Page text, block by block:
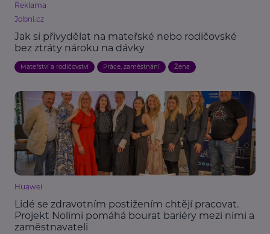
Reklama
Jobni.cz
Jak si přivydělat na mateřské nebo rodičovské
bez ztráty nároku na dávky
Mateřství a rodičovství Práce, zaměstnání Žena
Huawei
Lidé se zdravotním postižením chtějí pracovat.
Projekt Nolimi pomáhá bourat bariéry mezi nimi a
zaměstnavateli